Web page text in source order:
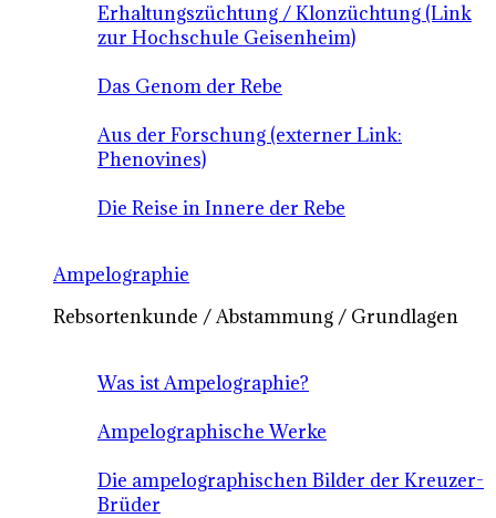
Erhaltungszüchtung / Klonzüchtung (Link
zur Hochschule Geisenheim)
Das Genom der Rebe
Aus der Forschung (externer Link:
Phenovines)
Die Reise in Innere der Rebe
Ampelographie
Rebsortenkunde / Abstammung / Grundlagen
Was ist Ampelographie?
Ampelographische Werke
Die ampelographischen Bilder der Kreuzer-
Brüder